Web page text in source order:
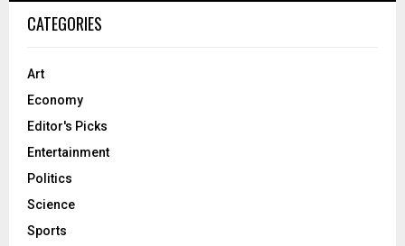
CATEGORIES
Art
Economy
Editor's Picks
Entertainment
Politics
Science
Sports